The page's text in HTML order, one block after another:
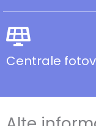
Centrale